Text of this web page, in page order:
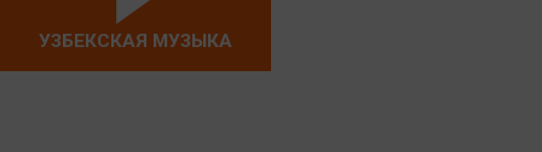
УЗБЕКСКАЯ МУЗЫКА